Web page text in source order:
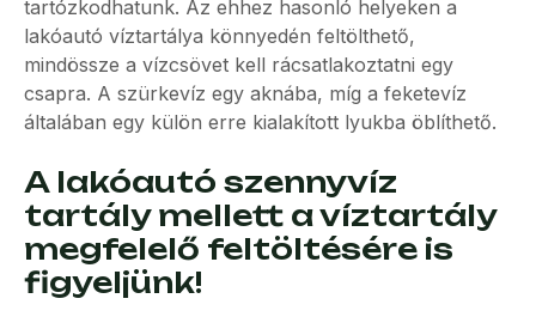
tartózkodhatunk. Az ehhez hasonló helyeken a
lakóautó víztartálya könnyedén feltölthető,
mindössze a vízcsövet kell rácsatlakoztatni egy
csapra. A szürkevíz egy aknába, míg a feketevíz
általában egy külön erre kialakított lyukba öblíthető.
A lakóautó szennyvíz
tartály mellett a víztartály
megfelelő feltöltésére is
figyeljünk!